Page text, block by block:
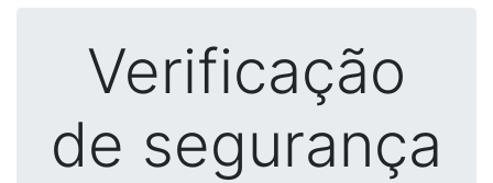
Verificação
de segurança